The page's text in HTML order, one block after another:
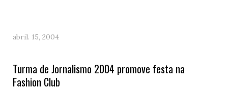
abril. 15, 2004
Turma de Jornalismo 2004 promove festa na
Fashion Club